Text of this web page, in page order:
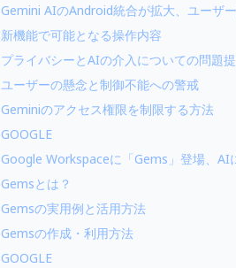
Gemini AIのAndroid統合が拡大、ユーザ
新機能で可能となる操作内容
プライバシーとAIの介入についての問題
ユーザーの懸念と制御不能への警戒
Geminiのアクセス権限を制限する方法
GOOGLE
Google Workspaceに「Gems」登場、AI
Gemsとは？
Gemsの実用例と活用方法
Gemsの作成・利用方法
GOOGLE